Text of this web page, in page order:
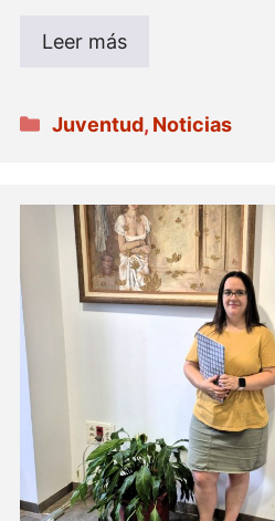
Leer más
Categorías
Juventud, Noticias